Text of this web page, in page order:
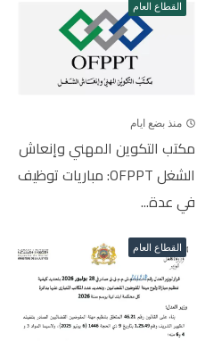
القطاع العام
منذ بضع ايام
مكتب التكوين المهني وإنعاش
الشغل OFPPT: مباريات توظيف
في عدة...
القطاع العام